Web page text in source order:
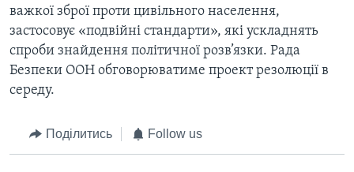
важкої зброї проти цивільного населення,
застосовує «подвійні стандарти», які ускладнять
спроби знайдення політичної розв’язки. Рада
Безпеки ООН обговорюватиме проект резолюції в
середу.
Поділитись Follow us